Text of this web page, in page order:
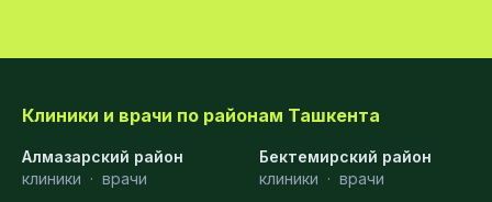
Клиники и врачи по районам Ташкента
Алмазарский район
клиники · врачи
Бектемирский район
клиники · врачи